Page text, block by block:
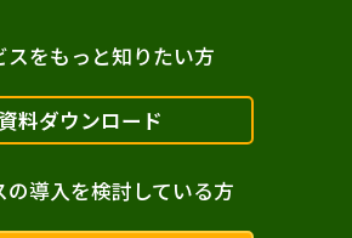
スをもっと知りたい方
料ダウンロード
の導入を検討している方